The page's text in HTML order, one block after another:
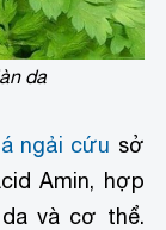
da
ngải cứu sở
Amin, hợp
và cơ thể.